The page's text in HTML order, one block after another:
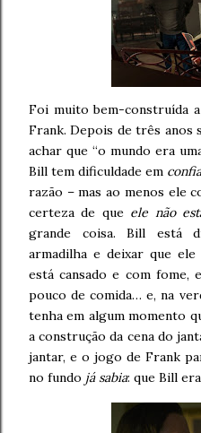
Foi muito bem-construída
Frank. Depois de três anos
achar que “o mundo era
Bill tem dificuldade em
razão – mas ao menos ele
certeza de que ele não
grande coisa. Bill está
armadilha e deixar que
está cansado e com fome,
pouco de comida… e, na
tenha em algum momento
a construção da cena do
jantar, e o jogo de Frank
no fundo já sabia: que Bill